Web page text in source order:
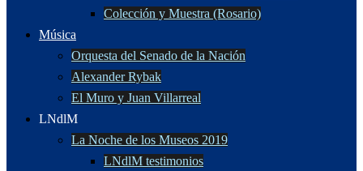
Colección y Muestra (Rosario)
Música
Orquesta del Senado de la Nación
Alexander Rybak
El Muro y Juan Villarreal
LNdlM
La Noche de los Museos 2019
LNdlM testimonios